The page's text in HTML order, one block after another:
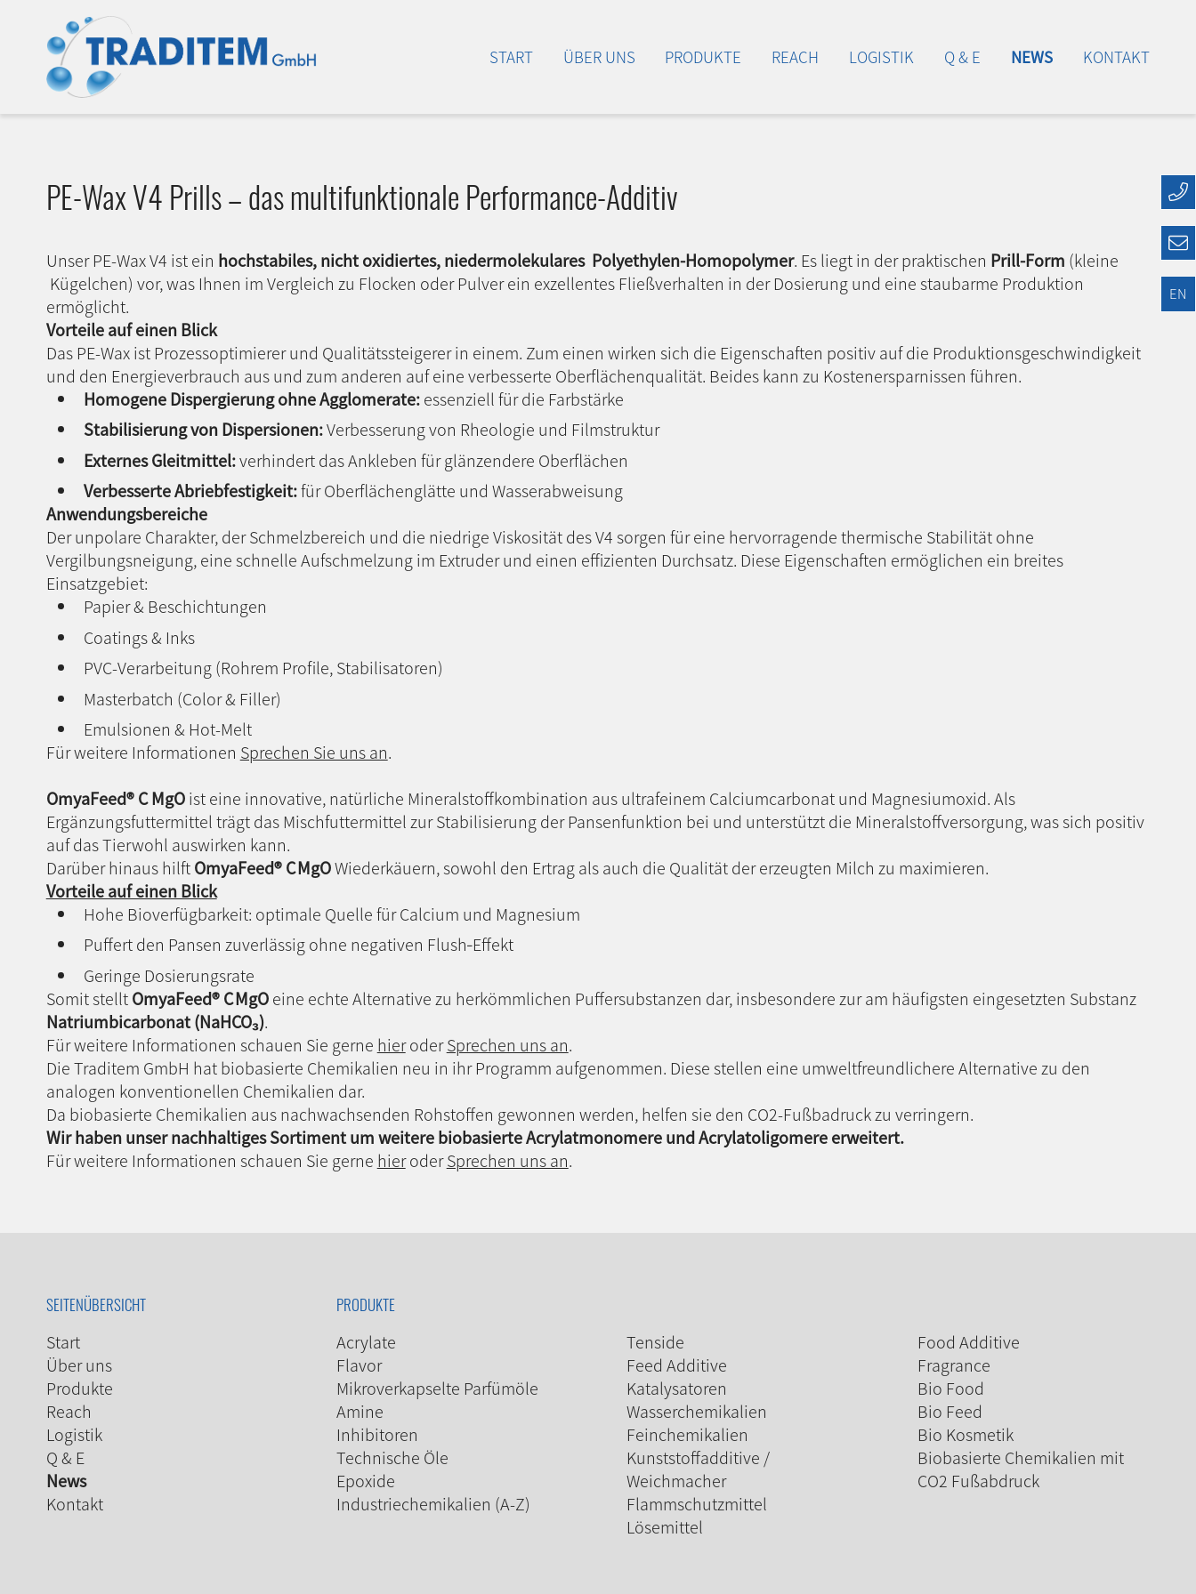
START ÜBER UNS PRODUKTE REACH LOGISTIK Q & E NEWS KONTAKT
EN
PE-Wax V4 Prills – das multifunktionale Performance-Additiv
Unser PE-Wax V4 ist ein hochstabiles, nicht oxidiertes, niedermolekulares Polyethylen-Homopolymer. Es liegt in der praktischen Prill-Form (kleine
Kügelchen) vor, was Ihnen im Vergleich zu Flocken oder Pulver ein exzellentes Fließverhalten in der Dosierung und eine staubarme Produktion
ermöglicht.
Vorteile auf einen Blick
Das PE-Wax ist Prozessoptimierer und Qualitätssteigerer in einem. Zum einen wirken sich die Eigenschaften positiv auf die Produktionsgeschwindigkeit
und den Energieverbrauch aus und zum anderen auf eine verbesserte Oberflächenqualität. Beides kann zu Kostenersparnissen führen.
Homogene Dispergierung ohne Agglomerate:essenziell für die Farbstärke
Stabilisierung von Dispersionen:Verbesserung von Rheologie und Filmstruktur
ExternesGleitmittel:verhindert das Ankleben für glänzendere Oberflächen
Verbesserte Abriebfestigkeit:für Oberflächenglätte und Wasserabweisung
Anwendungsbereiche
Der unpolare Charakter, der Schmelzbereich und die niedrige Viskosität des V4 sorgen für eine hervorragende thermische Stabilität ohne
Vergilbungsneigung, eine schnelle Aufschmelzung im Extruder und einen effizienten Durchsatz. Diese Eigenschaften ermöglichen ein breites
Einsatzgebiet:
Papier & Beschichtungen
Coatings & Inks
PVC-Verarbeitung (Rohrem Profile, Stabilisatoren)
Masterbatch (Color & Filler)
Emulsionen & Hot-Melt
Für weitere Informationen Sprechen Sie uns an.
OmyaFeed® C MgOist eine innovative, natürliche Mineralstoffkombination aus ultrafeinem Calciumcarbonat und Magnesiumoxid. Als
Ergänzungsfuttermittel trägt das Mischfuttermittel zur Stabilisierung der Pansenfunktion bei und unterstützt die Mineralstoffversorgung, was sich positiv
auf das Tierwohl auswirken kann.
Darüber hinaus hilftOmyaFeed® CMgOWiederkäuern, sowohl den Ertrag als auch die Qualität der erzeugten Milch zu maximieren.
Vorteile auf einen Blick
Hohe Bioverfügbarkeit: optimale Quelle für Calcium und Magnesium
Puffert den Pansen zuverlässig ohne negativen Flush‑Effekt
Geringe Dosierungsrate
Somit stelltOmyaFeed® CMgOeine echte Alternative zu herkömmlichen Puffersubstanzen dar, insbesondere zur am häufigsten eingesetzten Substanz
Natriumbicarbonat (NaHCO₃).
Für weitere Informationen schauen Sie gerne hieroderSprechen uns an.
Die Traditem GmbH hat biobasierte Chemikalien neu in ihr Programm aufgenommen. Diese stellen eine umweltfreundlichere Alternative zu den
analogen konventionellen Chemikalien dar.
Da biobasierte Chemikalien aus nachwachsenden Rohstoffen gewonnen werden, helfen sie den CO2-Fußbadruck zu verringern.
Wir haben unser nachhaltiges Sortiment um weitere biobasierte Acrylatmonomere und Acrylatoligomere erweitert.
Für weitere Informationen schauen Sie gerne hieroderSprechen uns an.
SEITENÜBERSICHT
Start
Über uns
Produkte
Reach
Logistik
Q & E
News
Kontakt
PRODUKTE
Acrylate
Flavor
Mikroverkapselte Parfümöle
Amine
Inhibitoren
Technische Öle
Epoxide
Industriechemikalien (A-Z)
Tenside
Feed Additive
Katalysatoren
Wasserchemikalien
Feinchemikalien
Kunststoffadditive /
Weichmacher
Flammschutzmittel
Lösemittel
Food Additive
Fragrance
Bio Food
Bio Feed
Bio Kosmetik
Biobasierte Chemikalien mit
CO2 Fußabdruck